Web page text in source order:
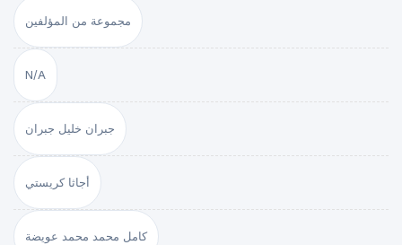
مجموعة من المؤلفين
N/A
جبران خليل جبران
أجاثا كريستي
كامل محمد محمد عويضة